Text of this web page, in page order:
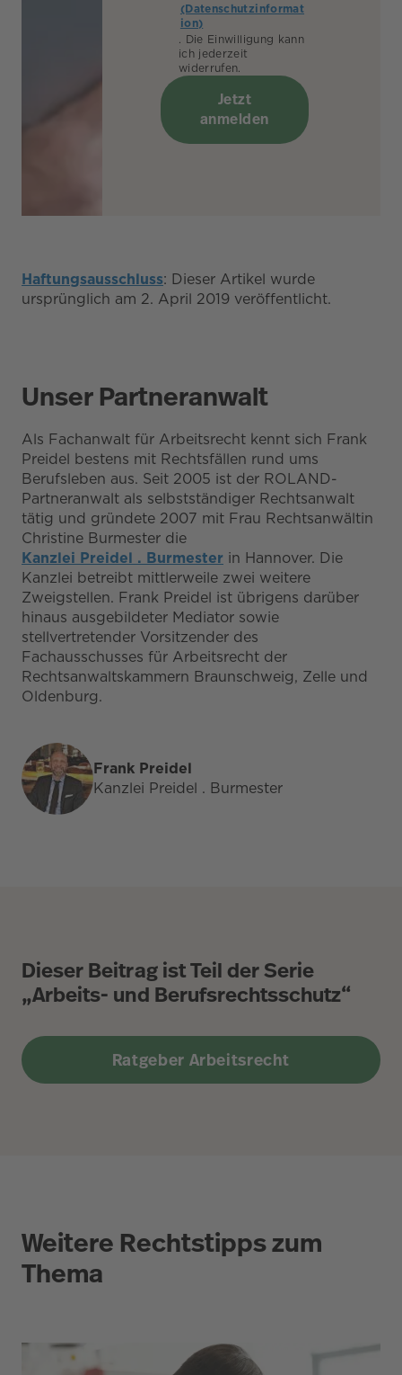
(Datenschutzinformat
ion)
. Die Einwilligung kann
ich jederzeit
widerrufen.
Jetzt
anmelden
Haftungsausschluss: Dieser Artikel wurde
ursprünglich am 2. April 2019 veröffentlicht.
Unser Partneranwalt
Als Fachanwalt für Arbeitsrecht kennt sich Frank
Preidel bestens mit Rechtsfällen rund ums
Berufsleben aus. Seit 2005 ist der ROLAND-
Partneranwalt als selbstständiger Rechtsanwalt
tätig und gründete 2007 mit Frau Rechtsanwältin
Christine Burmester die
Kanzlei Preidel . Burmester in Hannover. Die
Kanzlei betreibt mittlerweile zwei weitere
Zweigstellen. Frank Preidel ist übrigens darüber
hinaus ausgebildeter Mediator sowie
stellvertretender Vorsitzender des
Fachausschusses für Arbeitsrecht der
Rechtsanwaltskammern Braunschweig, Zelle und
Oldenburg.
Frank Preidel
Kanzlei Preidel . Burmester
Dieser Beitrag ist Teil der Serie
„Arbeits- und Berufsrechtsschutz“
Ratgeber Arbeitsrecht
Weitere Rechtstipps zum
Thema